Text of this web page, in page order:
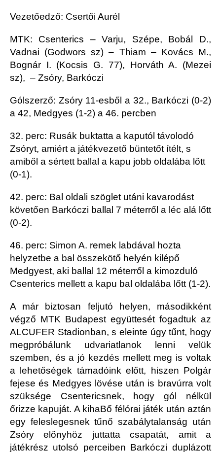
Vezetőedző: Csertői Aurél
MTK: Csenterics – Varju, Szépe, Bobál D.,
Vadnai (Godwors sz) – Thiam – Kovács M.,
Bognár I. (Kocsis G. 77), Horváth A. (Mezei
sz), – Zsóry, Barkóczi
Gólszerző: Zsóry 11-esből a 32., Barkóczi (0-2)
a 42, Medgyes (1-2) a 46. percben
32. perc: Rusák buktatta a kaputól távolodó
Zsóryt, amiért a játékvezető büntetőt ítélt, s
amiből a sértett ballal a kapu jobb oldalába lőtt
(0-1).
42. perc: Bal oldali szöglet utáni kavarodást
követően Barkóczi ballal 7 méterről a léc alá lőtt
(0-2).
46. perc: Simon A. remek labdával hozta
helyzetbe a bal összekötő helyén kilépő
Medgyest, aki ballal 12 méterről a kimozduló
Csenterics mellett a kapu bal oldalába lőtt (1-2).
A már biztosan feljutó helyen, másodikként
végző MTK Budapest együttesét fogadtuk az
ALCUFER Stadionban, s eleinte úgy tűnt, hogy
megpróbálunk udvariatlanok lenni velük
szemben, és a jó kezdés mellett meg is voltak
a lehetőségek támadóink előtt, hiszen Polgár
fejese és Medgyes lövése után is bravúrra volt
szüksége Csentericsnek, hogy gól nélkül
őrizze kapuját. A kihaBő félórai játék után aztán
egy feleslegesnek tűnő szabálytalanság után
Zsóry előnyhöz juttatta csapatát, amit a
játékrész utolsó perceiben Barkóczi duplázott